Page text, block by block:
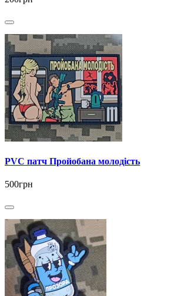
PVC патч Пройобана молодість
500грн